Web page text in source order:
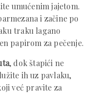
umućenim jajetom.
i začine po
traku lagano
papirom za pečenje.
, dok štapići ne
ih uz pavlaku,
već pravite za